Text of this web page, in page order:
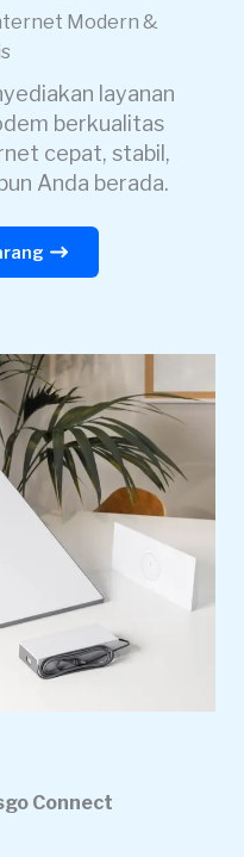
Modern &
layanan
berkualitas
cepat, stabil,
Anda berada.
Connect